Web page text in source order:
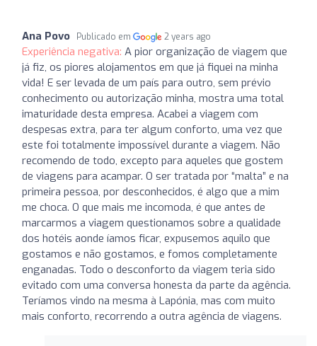
Ana Povo Publicado em 2 years ago
Experiência negativa: A pior organização de viagem que
já fiz, os piores alojamentos em que já fiquei na minha
vida! E ser levada de um país para outro, sem prévio
conhecimento ou autorização minha, mostra uma total
imaturidade desta empresa. Acabei a viagem com
despesas extra, para ter algum conforto, uma vez que
este foi totalmente impossível durante a viagem. Não
recomendo de todo, excepto para aqueles que gostem
de viagens para acampar. O ser tratada por “malta” e na
primeira pessoa, por desconhecidos, é algo que a mim
me choca. O que mais me incomoda, é que antes de
marcarmos a viagem questionamos sobre a qualidade
dos hotéis aonde íamos ficar, expusemos aquilo que
gostamos e não gostamos, e fomos completamente
enganadas. Todo o desconforto da viagem teria sido
evitado com uma conversa honesta da parte da agência.
Teríamos vindo na mesma à Lapónia, mas com muito
mais conforto, recorrendo a outra agência de viagens.